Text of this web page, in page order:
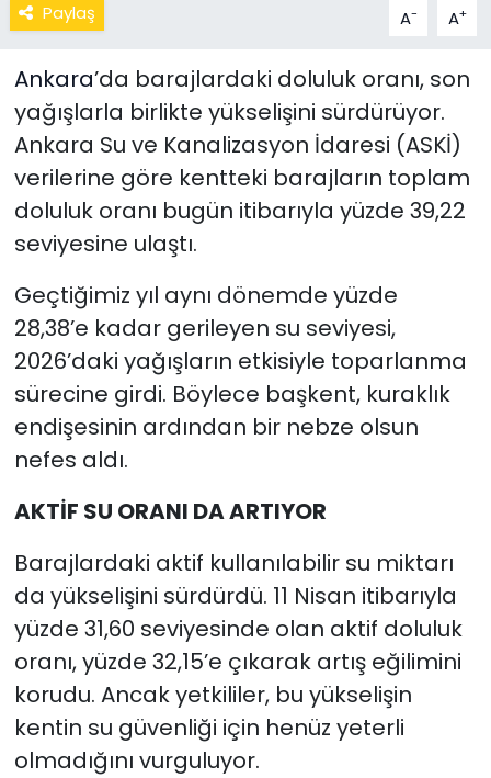
Paylaş A- A+
Ankara’da barajlardaki doluluk oranı, son
yağışlarla birlikte yükselişini sürdürüyor.
Ankara Su ve Kanalizasyon İdaresi (ASKİ)
verilerine göre kentteki barajların toplam
doluluk oranı bugün itibarıyla yüzde 39,22
seviyesine ulaştı.
Geçtiğimiz yıl aynı dönemde yüzde
28,38’e kadar gerileyen su seviyesi,
2026’daki yağışların etkisiyle toparlanma
sürecine girdi. Böylece başkent, kuraklık
endişesinin ardından bir nebze olsun
nefes aldı.
AKTİF SU ORANI DA ARTIYOR
Barajlardaki aktif kullanılabilir su miktarı
da yükselişini sürdürdü. 11 Nisan itibarıyla
yüzde 31,60 seviyesinde olan aktif doluluk
oranı, yüzde 32,15’e çıkarak artış eğilimini
korudu. Ancak yetkililer, bu yükselişin
kentin su güvenliği için henüz yeterli
olmadığını vurguluyor.